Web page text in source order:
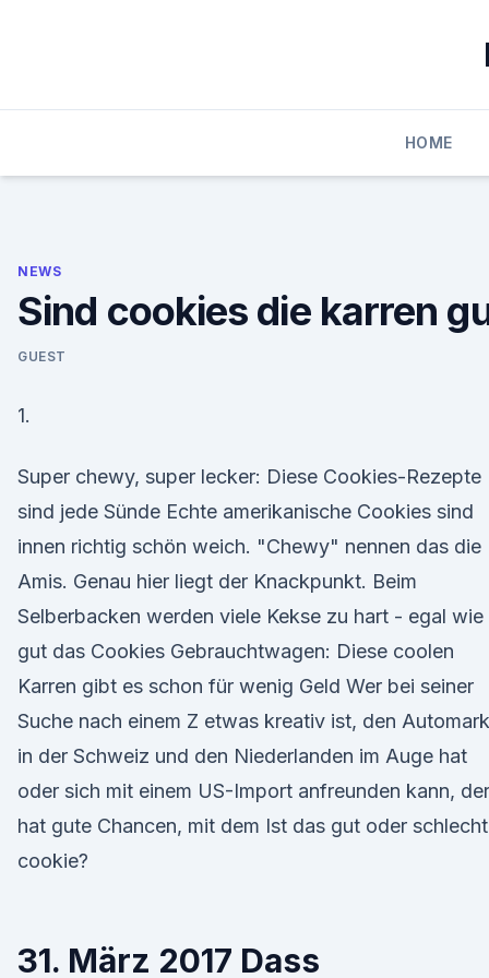
HOME
NEWS
Sind cookies die karren
GUEST
1.
Super chewy, super lecker: Diese Cookies-Rezepte
sind jede Sünde Echte amerikanische Cookies sind
innen richtig schön weich. "Chewy" nennen das die
Amis. Genau hier liegt der Knackpunkt. Beim
Selberbacken werden viele Kekse zu hart - egal wie
gut das Cookies Gebrauchtwagen: Diese coolen
Karren gibt es schon für wenig Geld Wer bei seiner
Suche nach einem Z etwas kreativ ist, den
in der Schweiz und den Niederlanden im Auge hat
oder sich mit einem US-Import anfreunden kann, der
hat gute Chancen, mit dem Ist das gut oder schlecht
cookie?
31. März 2017 Dass